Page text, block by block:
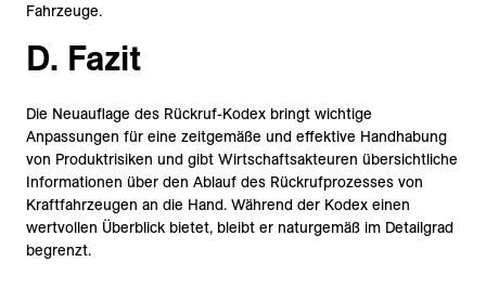
Fahrzeuge.
D. Fazit
Die Neuauflage des Rückruf-Kodex bringt wichtige
Anpassungen für eine zeitgemäße und effektive Handhabung
von Produktrisiken und gibt Wirtschaftsakteuren übersichtliche
Informationen über den Ablauf des Rückrufprozesses von
Kraftfahrzeugen an die Hand. Während der Kodex einen
wertvollen Überblick bietet, bleibt er naturgemäß im Detailgrad
begrenzt.